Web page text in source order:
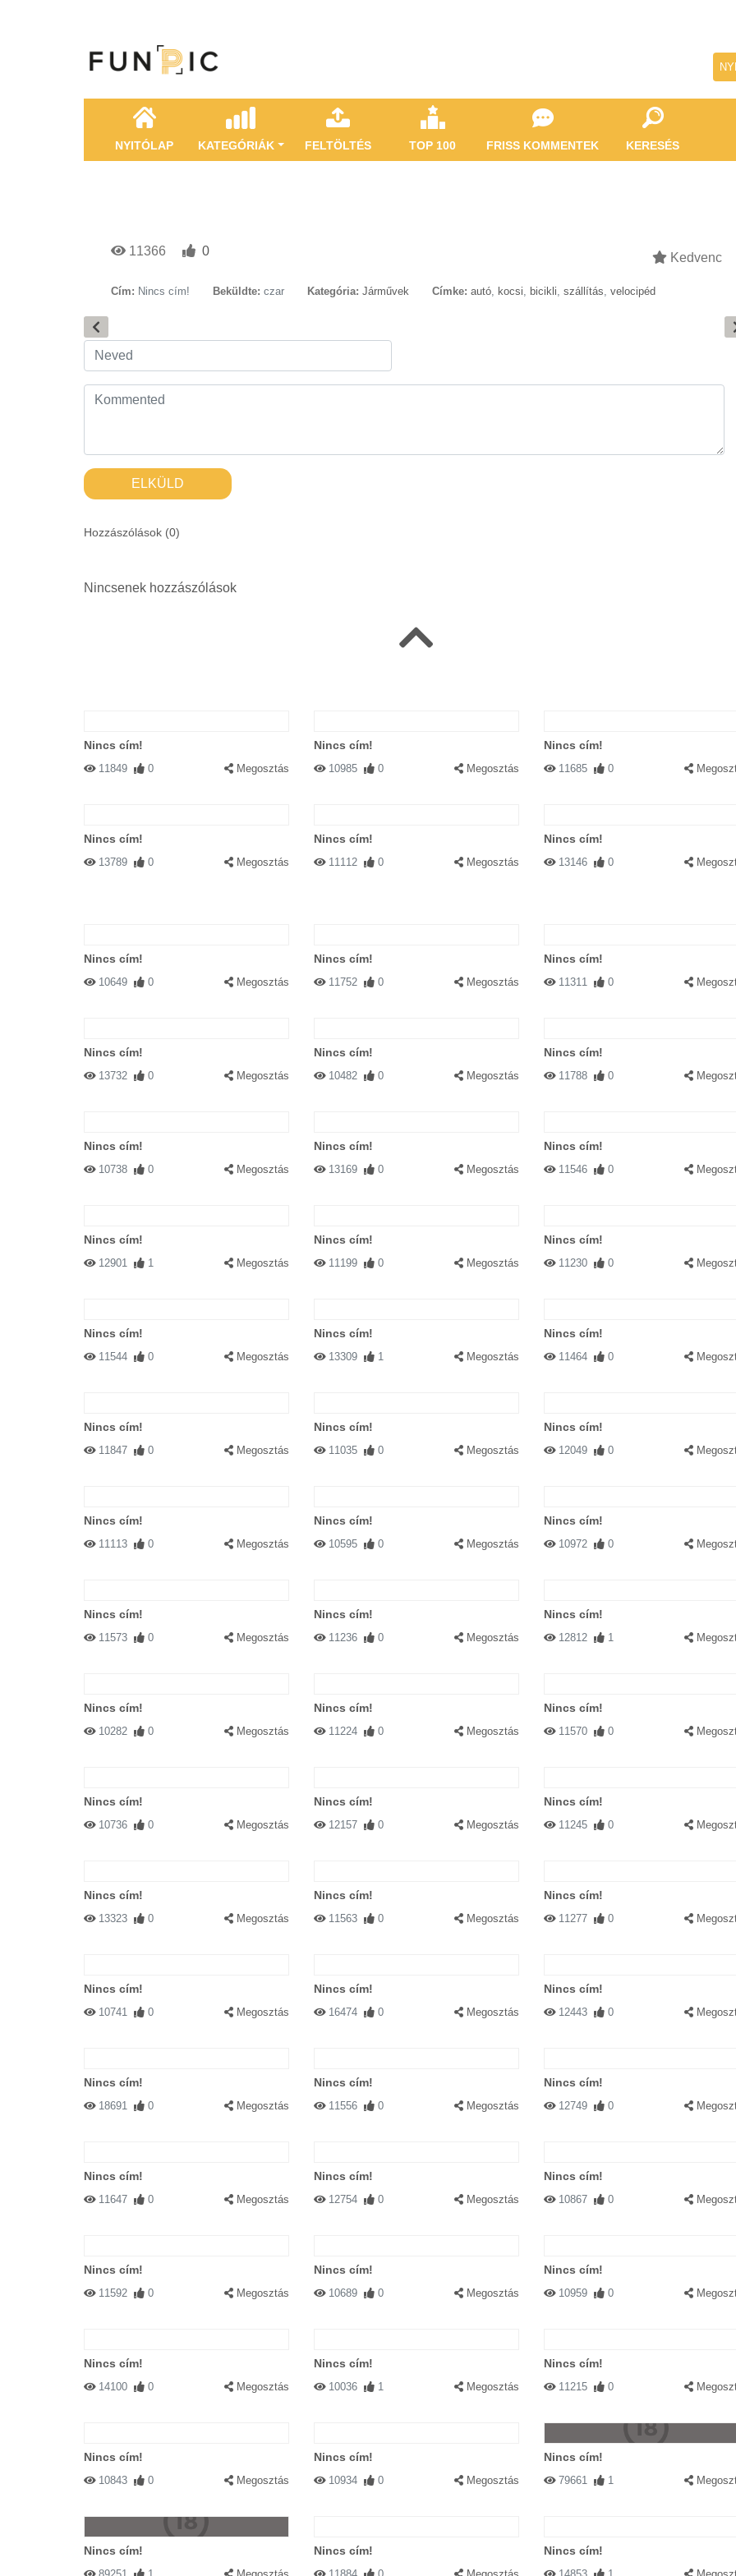
NYITÓLAP KATEGÓRIÁK FELTÖLTÉS TOP 100 FRISS KOMMENTEK KERESÉS
11366 0 Kedvenc
Cím: Nincs cím! Beküldte: czar Kategória: Járművek Címke: autó, kocsi, bicikli, szállítás, velocipéd
ELKÜLD
Hozzászólások (0)
Nincsenek hozzászólások
Nincs cím!
11849 0 Megosztás
Nincs cím!
10985 0 Megosztás
Nincs cím!
11685 0
Nincs cím!
13789 0 Megosztás
Nincs cím!
11112 0 Megosztás
Nincs cím!
13146 0
Nincs cím!
10649 0 Megosztás
Nincs cím!
11752 0 Megosztás
Nincs cím!
11311 0
Nincs cím!
13732 0 Megosztás
Nincs cím!
10482 0 Megosztás
Nincs cím!
11788 0
Nincs cím!
10738 0 Megosztás
Nincs cím!
13169 0 Megosztás
Nincs cím!
11546 0
Nincs cím!
12901 1 Megosztás
Nincs cím!
11199 0 Megosztás
Nincs cím!
11230 0
Nincs cím!
11544 0 Megosztás
Nincs cím!
13309 1 Megosztás
Nincs cím!
11464 0
Nincs cím!
11847 0 Megosztás
Nincs cím!
11035 0 Megosztás
Nincs cím!
12049 0
Nincs cím!
11113 0 Megosztás
Nincs cím!
10595 0 Megosztás
Nincs cím!
10972 0
Nincs cím!
11573 0 Megosztás
Nincs cím!
11236 0 Megosztás
Nincs cím!
12812 1
Nincs cím!
10282 0 Megosztás
Nincs cím!
11224 0 Megosztás
Nincs cím!
11570 0
Nincs cím!
10736 0 Megosztás
Nincs cím!
12157 0 Megosztás
Nincs cím!
11245 0
Nincs cím!
13323 0 Megosztás
Nincs cím!
11563 0 Megosztás
Nincs cím!
11277 0
Nincs cím!
10741 0 Megosztás
Nincs cím!
16474 0 Megosztás
Nincs cím!
12443 0
Nincs cím!
18691 0 Megosztás
Nincs cím!
11556 0 Megosztás
Nincs cím!
12749 0
Nincs cím!
11647 0 Megosztás
Nincs cím!
12754 0 Megosztás
Nincs cím!
10867 0
Nincs cím!
11592 0 Megosztás
Nincs cím!
10689 0 Megosztás
Nincs cím!
10959 0
Nincs cím!
14100 0 Megosztás
Nincs cím!
10036 1 Megosztás
Nincs cím!
11215 0
Nincs cím!
10843 0 Megosztás
Nincs cím!
10934 0 Megosztás
Nincs cím!
79661 1
Nincs cím! Nincs cím! Nincs cím!